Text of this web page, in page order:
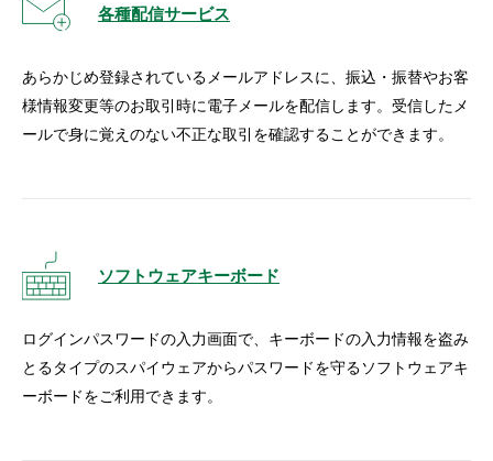
各種配信サービス
あらかじめ登録されているメールアドレスに、振込・振替やお客
様情報変更等のお取引時に電子メールを配信します。受信したメ
ールで身に覚えのない不正な取引を確認することができます。
ソフトウェアキーボード
ログインパスワードの入力画面で、キーボードの入力情報を盗み
とるタイプのスパイウェアからパスワードを守るソフトウェアキ
ーボードをご利用できます。